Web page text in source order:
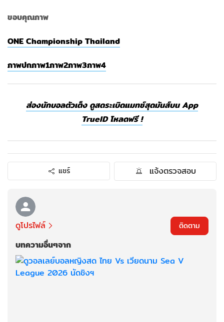
ขอบคุณภาพ
ONE Championship Thailand
ภาพปกภาพ1ภาพ2ภาพ3ภาพ4
ส่องนักบอลตัวเต็ง ดูสดระเบิดแมทช์สุดมันส์บน App
TrueID โหลดฟรี !
แชร์ แจ้งตรวจสอบ
ดูโปรไฟล์ ติดตาม
บทความอื่นๆจาก